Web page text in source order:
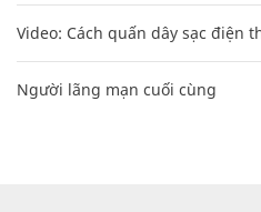
Video: Cách quấn dây sạc điện
Người lãng mạn cuối cùng